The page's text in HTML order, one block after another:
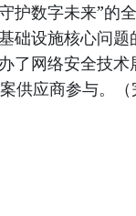
护数字未来”的
础设施核心问
了网络安全技
供应商参与。（